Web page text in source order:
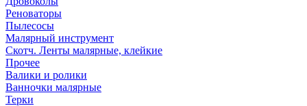
Реноваторы
Пылесосы
Малярный инструмент
Скотч. Ленты малярные, клейкие
Прочее
Валики и ролики
Ванночки малярные
Терки